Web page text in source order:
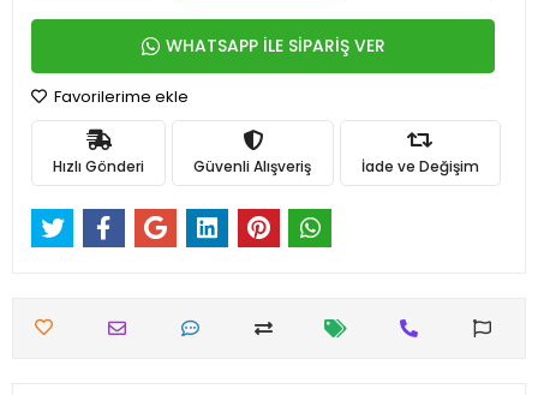
WHATSAPP İLE SİPARİŞ VER
Favorilerime ekle
Hızlı Gönderi Güvenli Alışveriş İade ve Değişim